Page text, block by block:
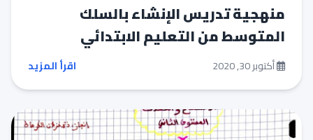
منهجية تدريس الإنشاء بالسلك
المتوسط من التعليم الابتدائي
أكتوبر 30, 2020 اقرأ المزيد